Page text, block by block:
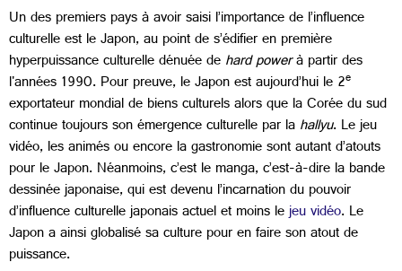
Un des premiers pays à avoir saisi l’importance de l’influence
culturelle est le Japon, au point de s’édifier en première
hyperpuissance culturelle dénuée dehard powerà partir des
l'années 1990. Pour preuve, le Japon est aujourd’hui le 2e
exportateur mondial de biens culturels alors que la Corée du sud
continue toujours son émergence culturelle par lahallyu. Le jeu
vidéo, les animés ou encore la gastronomie sont autant d’atouts
pour le Japon. Néanmoins, c’est le manga, c’est-à-dire la bande
dessinée japonaise, qui est devenu l’incarnation du pouvoir
d’influence culturelle japonais actuel et moins lejeu vidéo. Le
Japon a ainsi globalisé sa culture pour en faire son atout de
puissance.